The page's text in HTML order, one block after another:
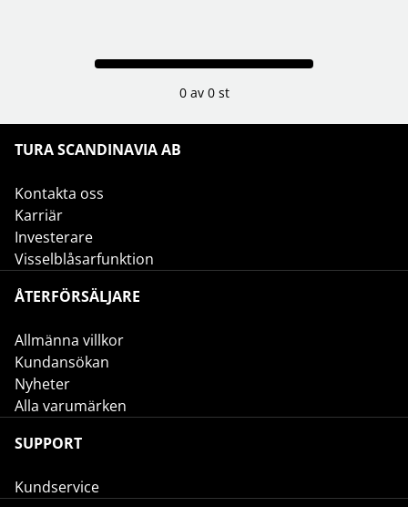
0 av 0 st
TURA SCANDINAVIA AB
Kontakta oss
Karriär
Investerare
Visselblåsarfunktion
ÅTERFÖRSÄLJARE
Allmänna villkor
Kundansökan
Nyheter
Alla varumärken
SUPPORT
Kundservice